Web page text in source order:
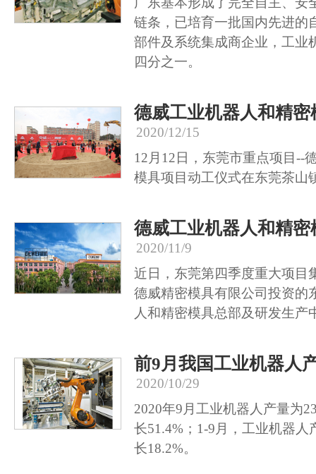
链条，已培育一批国内先进的
部件及系统集成商企业，工业
四分之一。
德威工业机器人和精
2020/12/15
12月12日，东莞市重点项目--
模具项目动工仪式在东莞茶山
德威工业机器人和精
2020/11/9
近日，东莞第四季度重大项目
德威精密模具有限公司投资的
人和精密模具总部及研发生产
前9月我国工业机器人
2020/10/29
2020年9月工业机器人产量为
长51.4%；1-9月，工业机器人
长18.2%。